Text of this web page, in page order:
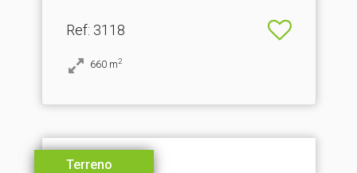
Ref: 3118
660 m2
Terreno